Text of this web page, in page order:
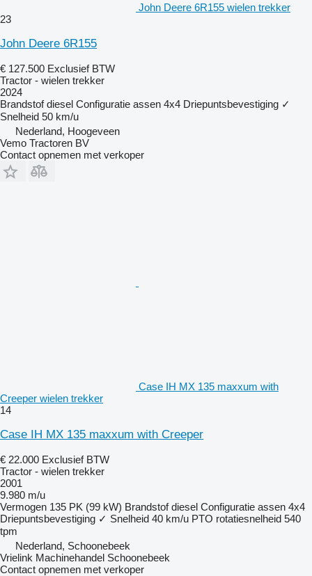
John Deere 6R155 wielen trekker
23
John Deere 6R155
€ 127.500 Exclusief BTW
Tractor - wielen trekker
2024
Brandstof diesel Configuratie assen 4x4 Driepuntsbevestiging ✓
Snelheid 50 km/u
Nederland, Hoogeveen
Vemo Tractoren BV
Contact opnemen met verkoper
Case IH MX 135 maxxum with
Creeper wielen trekker
14
Case IH MX 135 maxxum with Creeper
€ 22.000 Exclusief BTW
Tractor - wielen trekker
2001
9.980 m/u
Vermogen 135 PK (99 kW) Brandstof diesel Configuratie assen 4x4
Driepuntsbevestiging ✓ Snelheid 40 km/u PTO rotatiesnelheid 540
tpm
Nederland, Schoonebeek
Vrielink Machinehandel Schoonebeek
Contact opnemen met verkoper